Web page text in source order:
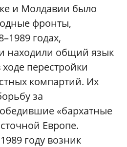
и Молдавии было
фронты,
годах,
находили общий язык
перестройки
компартий. Их
за
«бархатные
Европе.
году возник